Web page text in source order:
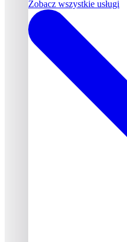
Zobacz wszystkie usługi